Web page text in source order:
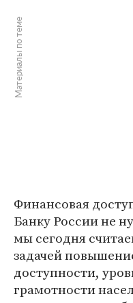
Материалы по теме
Финансовая
Банку России не
мы сегодня
задачей
доступности,
грамотности